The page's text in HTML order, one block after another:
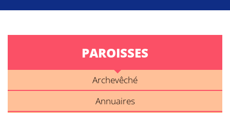
PAROISSES
Archevêché
Annuaires